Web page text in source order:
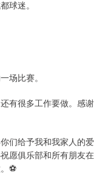
球迷。
场比赛。
有很多工作要做。感谢
们给予我和我家人的爱
愿俱乐部和所有朋友在
⚽️